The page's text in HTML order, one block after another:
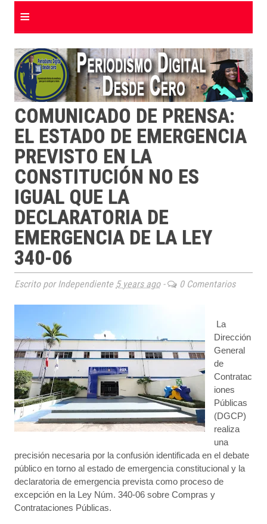
≡
COMUNICADO DE PRENSA:
EL ESTADO DE EMERGENCIA
PREVISTO EN LA
CONSTITUCIÓN NO ES
IGUAL QUE LA
DECLARATORIA DE
EMERGENCIA DE LA LEY
340-06
Escrito por Independiente 5 years ago- 0 Comentarios
La
Dirección
General
de
Contratac
iones
Públicas
(DGCP)
realiza
una
precisión necesaria por la confusión identificada en el debate
público en torno al estado de emergencia constitucional y la
declaratoria de emergencia prevista como proceso de
excepción en la Ley Núm. 340-06 sobre Compras y
Contrataciones Públicas.